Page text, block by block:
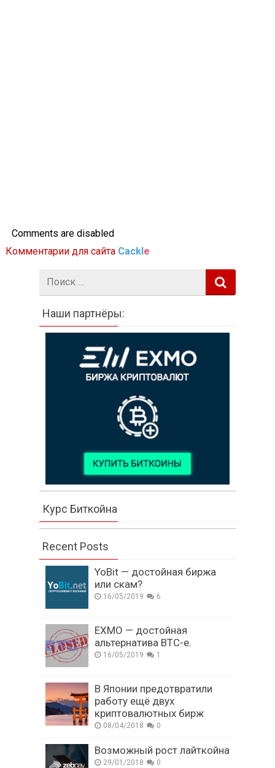
Comments are disabled
Комментарии для сайта Cackle
Наши партнёры:
Курс Биткойна
Recent Posts
YoBit — достойная биржа
или скам?
16/05/2019 6
EXMO — достойная
альтернатива BTC-e.
16/05/2019 1
В Японии предотвратили
работу ещё двух
криптовалютных бирж
08/04/2018 0
Возможный рост лайткойна
29/01/2018 0